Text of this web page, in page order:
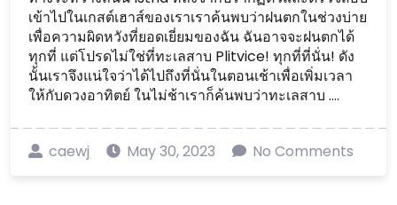
เข้าไปในเกสต์เฮาส์ของเราเราค้นพบว่าฝนตกในช่วงบ่าย
เพื่อความผิดหวังที่ยอดเยี่ยมของฉัน ฉันอาจจะฝนตกได้
ทุกที่ แต่โปรดไม่ใช่ที่ทะเลสาบ Plitvice! ทุกที่ที่นั่น! ดัง
นั้นเราจึงแน่ใจว่าได้ไปถึงที่นั่นในตอนเช้าเพื่อเพิ่มเวลา
ให้กับดวงอาทิตย์ ในไม่ช้าเราก็ค้นพบว่าทะเลสาบ ....
caewj May 30, 2023 No Comments